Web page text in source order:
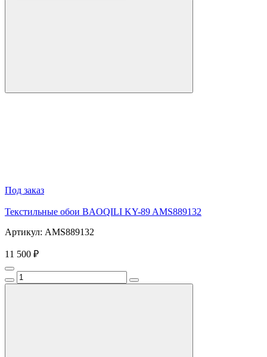
Под заказ
Текстильные обои BAOQILI KY-89 AMS889132
Артикул: AMS889132
11 500 ₽